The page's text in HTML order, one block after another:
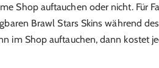
Shop auftauchen oder nicht. Für
Brawl Stars Skins während
im Shop auftauchen, dann kostet